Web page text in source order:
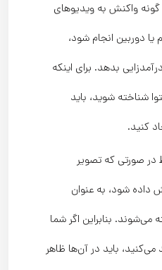
گونه واکنش به ویدیوهای
یا دوربین انجام شود،
بدهد. برای اینکه
شناخته شوید، باید
کنید.
در صورتی که تصویر
داده شود، به عنوان
می‌شوند. بنابراین اگر شما
باید در آن‌ها ظاهر